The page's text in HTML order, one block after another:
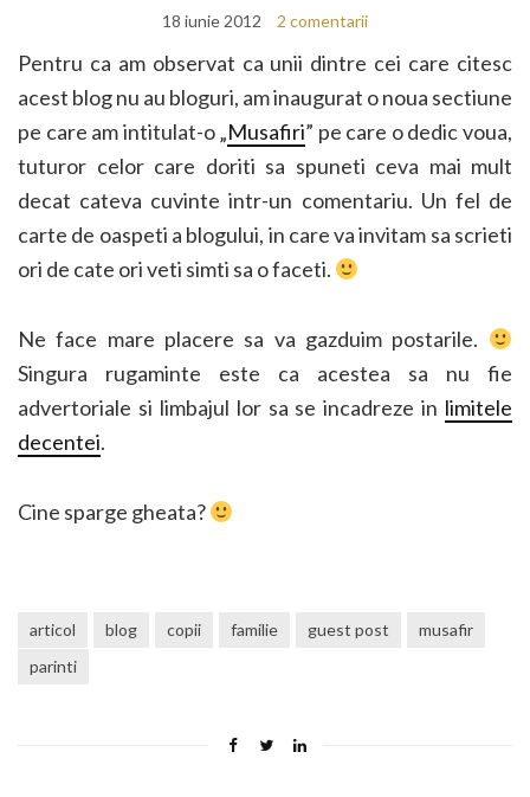
18 iunie 2012 2 comentarii
Pentru ca am observat ca unii dintre cei care citesc
acest blog nu au bloguri, am inaugurat o noua sectiune
pe care am intitulat-o „Musafiri” pe care o dedic voua,
tuturor celor care doriti sa spuneti ceva mai mult
decat cateva cuvinte intr-un comentariu. Un fel de
carte de oaspeti a blogului, in care va invitam sa scrieti
ori de cate ori veti simti sa o faceti.
Ne face mare placere sa va gazduim postarile.
Singura rugaminte este ca acestea sa nu fie
advertoriale si limbajul lor sa se incadreze in limitele
decentei.
Cine sparge gheata?
articol blog copii familie guest post
musafir
parinti